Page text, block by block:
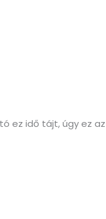
ez idő tájt, úgy ez az